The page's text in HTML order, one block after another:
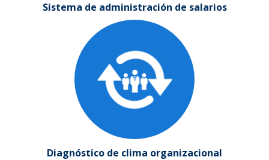
Sistema de administración de salarios
Diagnóstico de clima organizacional